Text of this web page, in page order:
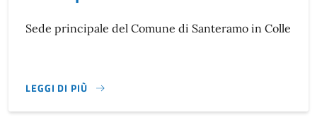
Descrizione breve
Sede principale del Comune di Santeramo in Colle
LEGGI DI PIÙ